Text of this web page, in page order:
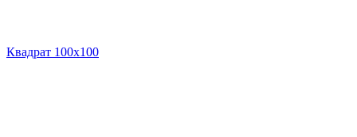
Квадрат 100х100